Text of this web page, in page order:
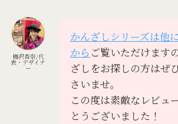
梅沢杏奈/代
表・デザイナ
ー
かんざしシリーズは他
から ご覧いただけます
ざしをお探しの方はぜ
さいませ。
この度は素敵なレビュ
とうございました！